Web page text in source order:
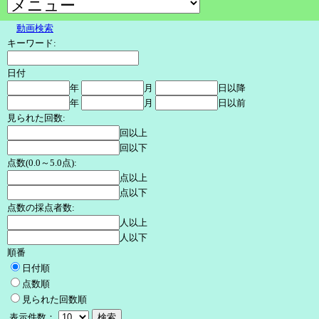
動画検索
キーワード:
日付
年
月
日以降
年
月
日以前
見られた回数:
回以上
回以下
点数(0.0～5.0点):
点以上
点以下
点数の採点者数:
人以上
人以下
順番
日付順
点数順
見られた回数順